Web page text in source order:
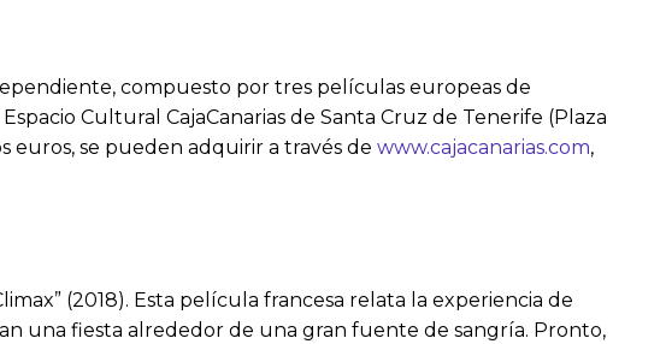
compuesto por tres películas europeas de
Cultural CajaCanarias de Santa Cruz de Tenerife (Plaza
euros, se pueden adquirir a través de www.cajacanarias.com,
(2018). Esta película francesa relata la experiencia de
una fiesta alrededor de una gran fuente de sangría. Pronto,